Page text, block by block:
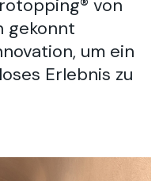
von
gekonnt
um ein
Erlebnis zu